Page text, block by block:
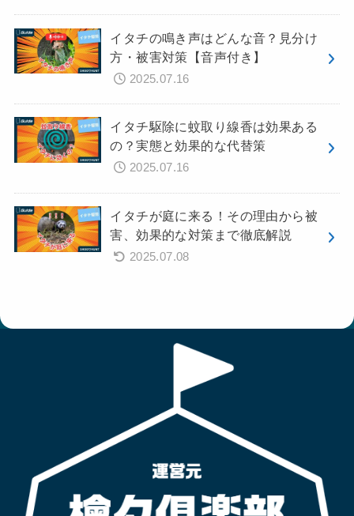
イタチの鳴き声はどんな音？見分け
方・被害対策【音声付き】
2025.07.16
イタチ駆除に蚊取り線香は効果ある
の？実態と効果的な代替策
2025.07.16
イタチが庭に来る！その理由から被
害、効果的な対策まで徹底解説
2025.07.08